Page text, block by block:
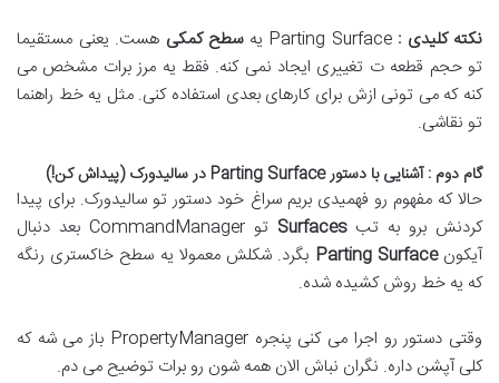
نکته کلیدی :Parting Surface یهسطح کمکی هست. یعنی مستقیما
تو حجم قطعه ت تغییری ایجاد نمی کنه. فقط یه مرز برات مشخص می
کنه که می تونی ازش برای کارهای بعدی استفاده کنی.مثل یه خط راهنما
تو نقاشی.
گام دوم : آشنایی با دستورParting Surface در سالیدورک (پیداش کن!)
حالا که مفهوم رو فهمیدی بریم سراغ خود دستور تو سالیدورک. برای پیدا
کردنش برو به تبSurfaces تو CommandManager
بعد دنبال
آیکونParting Surface بگرد. شکلش معمولا یه سطح خاکستری رنگه
که یه خط روش کشیده شده.
وقتی دستور رو اجرا می کنی پنجره PropertyManager
باز می شه که
کلی آپشن داره. نگران نباش الان همه شون رو برات توضیح می دم.